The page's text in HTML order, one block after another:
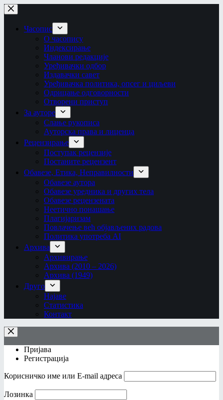
Skip
to
contentЧасопис
О часопису
Индексирање
Чланови редакције
Уређивачки одбор
Издавачки савет
Уређивачка политика, опсег и циљеви
Одрицање одговорности
Отворени приступ
За ауторе
Слање рукописа
Ауторска права и лиценца
Рецензирање
Поступак рецензије
Постаните рецензент
Обавезе, Етика, Неправилности
Обавезе аутора
Обавезе уредника и других тела
Обавезе рецензената
Неетично понашање
Плагијаризам
Повлачење већ објављених радова
Политика употреба AI
Архива
Архивирање
Архива (2010 – 2026)
Архива (1949)
Друго
Најаве
Статистика
Контакт
Пријава
Регистрација
Корисничко име или Е-mail адреса
Лозинка